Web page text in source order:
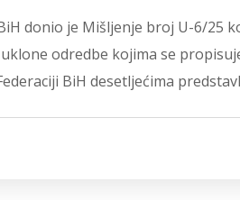
donio je Mišljenje broj U-6/25
odredbe kojima se
BiH desetljećima